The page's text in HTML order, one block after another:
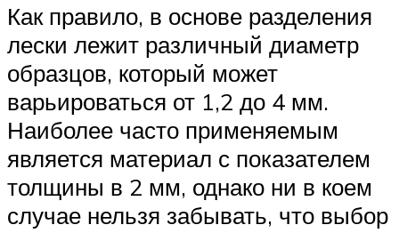
Как правило, в основе разделения
лески лежит различный диаметр
образцов, который может
варьироваться от 1,2 до 4 мм.
Наиболее часто применяемым
является материал с показателем
толщины в 2 мм, однако ни в коем
случае нельзя забывать, что выбор